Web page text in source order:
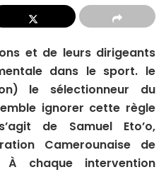
et de leurs dirigeants
dans le sport. le
le sélectionneur du
ignorer cette règle
de Samuel Eto’o,
Camerounaise de
À chaque intervention